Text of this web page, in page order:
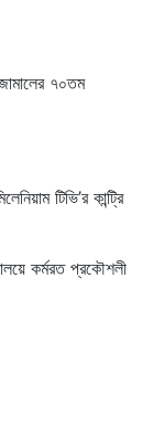
৭০তম
টিভি’র কান্ট্রি
কর্মরত প্রকৌশলী